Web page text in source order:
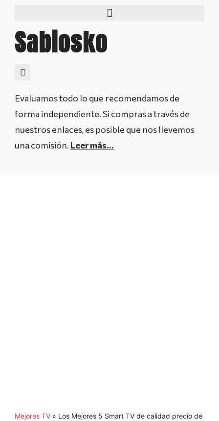
Sabiosko
Evaluamos todo lo que recomendamos de
forma independiente. Si compras a través de
nuestros enlaces, es posible que nos llevemos
una comisión. Leer más…
Mejores TV » Los Mejores 5 Smart TV de calidad precio de